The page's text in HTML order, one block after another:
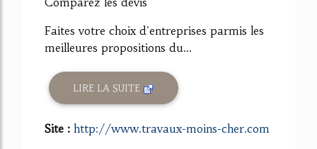
Faites votre choix d'entreprises parmis les
meilleures propositions du...
LIRE LA SUITE
Site : http://www.travaux-moins-cher.com